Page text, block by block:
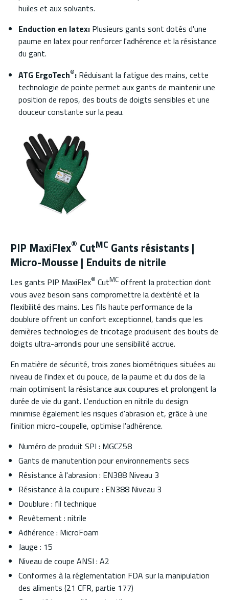
huiles et aux solvants.
Enduction en latex: Plusieurs gants sont dotés d'une
paume en latex pour renforcer l'adhérence et la résistance
du gant.
ATG ErgoTech®: Réduisant la fatigue des mains, cette
technologie de pointe permet aux gants de maintenir une
position de repos, des bouts de doigts sensibles et une
douceur constante sur la peau.
PIP MaxiFlex® CutMC Gants résistants |
Micro-Mousse | Enduits de nitrile
Les gants PIP MaxiFlex® CutMC offrent la protection dont
vous avez besoin sans compromettre la dextérité et la
flexibilité des mains. Les fils haute performance de la
doublure offrent un confort exceptionnel, tandis que les
dernières technologies de tricotage produisent des bouts de
doigts ultra-arrondis pour une sensibilité accrue.
En matière de sécurité, trois zones biométriques situées au
niveau de l'index et du pouce, de la paume et du dos de la
main optimisent la résistance aux coupures et prolongent la
durée de vie du gant. L'enduction en nitrile du design
minimise également les risques d'abrasion et, grâce à une
finition micro-coupelle, optimise l'adhérence.
Numéro de produit SPI : MGCZ58
Gants de manutention pour environnements secs
Résistance à l'abrasion : EN388 Niveau 3
Résistance à la coupure : EN388 Niveau 3
Doublure : fil technique
Revêtement : nitrile
Adhérence : MicroFoam
Jauge : 15
Niveau de coupe ANSI : A2
Conformes à la réglementation FDA sur la manipulation
des aliments (21 CFR, partie 177)